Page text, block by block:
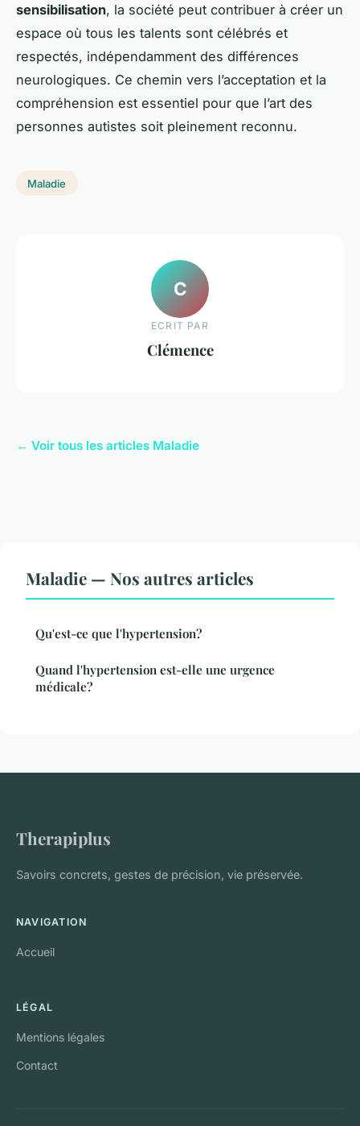
sensibilisation, la société peut contribuer à créer un
espace où tous les talents sont célébrés et
respectés, indépendamment des différences
neurologiques. Ce chemin vers l’acceptation et la
compréhension est essentiel pour que l’art des
personnes autistes soit pleinement reconnu.
Maladie
C
ECRIT PAR
Clémence
← Voir tous les articles Maladie
Maladie — Nos autres articles
Qu'est-ce que l'hypertension?
Quand l'hypertension est-elle une urgence
médicale?
Therapiplus
Savoirs concrets, gestes de précision, vie préservée.
NAVIGATION
Accueil
LÉGAL
Mentions légales
Contact